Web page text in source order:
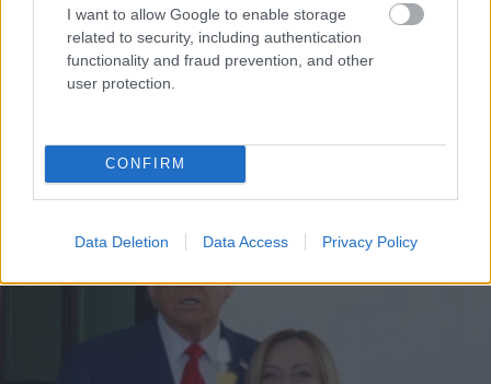
I want to allow Google to enable storage
related to security, including authentication
functionality and fraud prevention, and other
user protection.
CONFIRM
Data Deletion Data Access Privacy Policy
ΚΟΣΜΟΣ
O Τραμπ βρήκε τον επόμενο πρωθυπουργό της